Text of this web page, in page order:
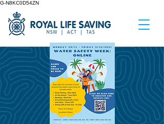
G-N8KC0D54ZN